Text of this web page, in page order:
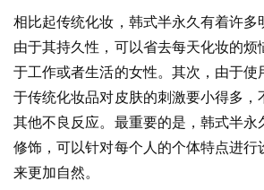
相比起传统化妆，韩式半永久有着许多
由于其持久性，可以省去每天化妆的
于工作或者生活的女性。其次，由于使
于传统化妆品对皮肤的刺激要小得多，
其他不良反应。最重要的是，韩式半永
修饰，可以针对每个人的个体特点进行
来更加自然。